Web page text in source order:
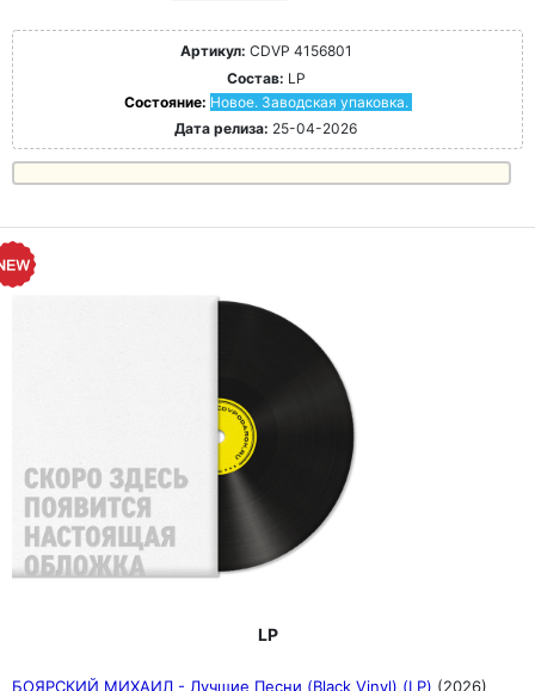
Артикул: CDVP 4156801
Состав: LP
Состояние: Новое. Заводская упаковка.
Дата релиза: 25-04-2026
LP
БОЯРСКИЙ МИХАИЛ - Лучшие Песни (Black Vinyl) (LP) (2026)